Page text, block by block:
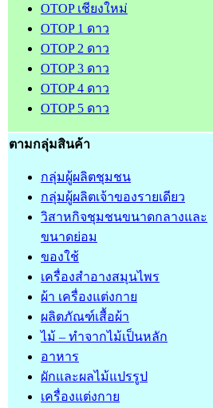
OTOP เชียงใหม่
OTOP 1 ดาว
OTOP 2 ดาว
OTOP 3 ดาว
OTOP 4 ดาว
OTOP 5 ดาว
ตามกลุ่มสินค้า
กลุ่มผู้ผลิตชุมชน
กลุ่มผู้ผลิตเจ้าของรายเดียว
วิสาหกิจชุมชนขนาดกลางและ
ขนาดย่อม
ของใช้
เครื่องสำอางสมุนไพร
ผ้า เครื่องแต่งกาย
ผลิตภัณฑ์เสื้อผ้า
ไม้ – ทำจากไม้เป็นหลัก
อาหาร
ผักและผลไม้แปรรูป
เครื่องแต่งกาย